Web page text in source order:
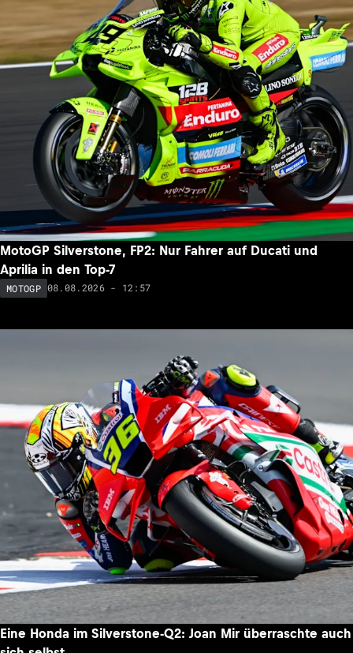
MotoGP Silverstone, FP2: Nur Fahrer auf Ducati und
Aprilia in den Top-7
MOTOGP 08.08.2026 - 12:57
Eine Honda im Silverstone-Q2: Joan Mir überraschte auch